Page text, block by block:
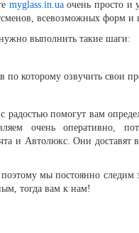
myglass.in.uaочень просто и
всевозможных форм и
выполнить такие шаги:
по которому озвучить свои
помогут вам
очень оперативно,
и Автолюкс. Они
мы постоянно следим
тогда вам к нам!